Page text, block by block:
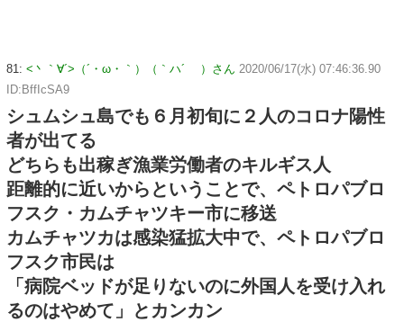
81: <丶｀∀´>（´・ω・｀）（｀ハ´ ）さん 2020/06/17(水) 07:46:36.90
ID:BffIcSA9
シュムシュ島でも６月初旬に２人のコロナ陽性
者が出てる
どちらも出稼ぎ漁業労働者のキルギス人
距離的に近いからということで、ペトロパブロ
フスク・カムチャツキー市に移送
カムチャツカは感染猛拡大中で、ペトロパブロ
フスク市民は
「病院ベッドが足りないのに外国人を受け入れ
るのはやめて」とカンカン